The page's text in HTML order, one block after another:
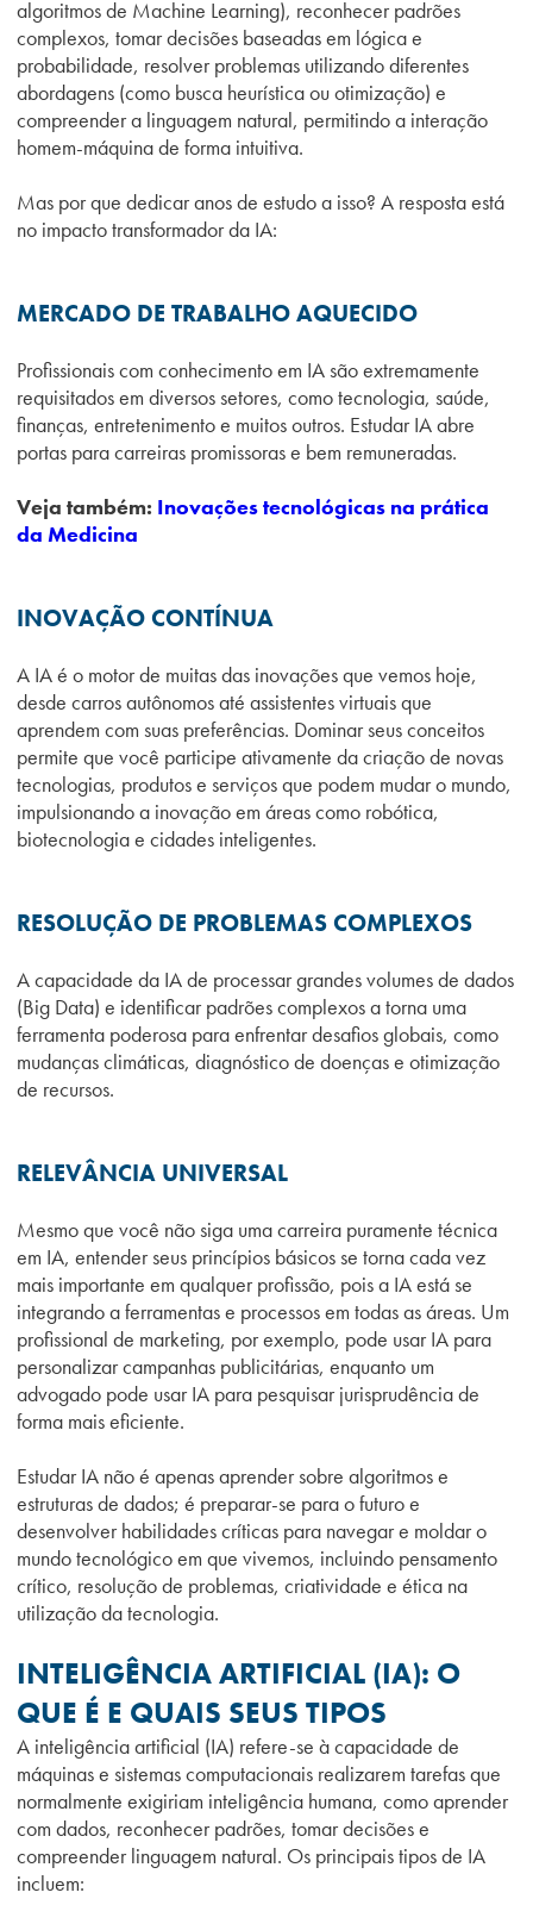
algoritmos de Machine Learning), reconhecer padrões
complexos, tomar decisões baseadas em lógica e
probabilidade, resolver problemas utilizando diferentes
abordagens (como busca heurística ou otimização) e
compreender a linguagem natural, permitindo a interação
homem-máquina de forma intuitiva.
Mas por que dedicar anos de estudo a isso? A resposta está
no impacto transformador da IA:
MERCADO DE TRABALHO AQUECIDO
Profissionais com conhecimento em IA são extremamente
requisitados em diversos setores, como tecnologia, saúde,
finanças, entretenimento e muitos outros. Estudar IA abre
portas para carreiras promissoras e bem remuneradas.
Veja também: Inovações tecnológicas na prática
da Medicina
INOVAÇÃO CONTÍNUA
A IA é o motor de muitas das inovações que vemos hoje,
desde carros autônomos até assistentes virtuais que
aprendem com suas preferências. Dominar seus conceitos
permite que você participe ativamente da criação de novas
tecnologias, produtos e serviços que podem mudar o mundo,
impulsionando a inovação em áreas como robótica,
biotecnologia e cidades inteligentes.
RESOLUÇÃO DE PROBLEMAS COMPLEXOS
A capacidade da IA de processar grandes volumes de dados
(Big Data) e identificar padrões complexos a torna uma
ferramenta poderosa para enfrentar desafios globais, como
mudanças climáticas, diagnóstico de doenças e otimização
de recursos.
RELEVÂNCIA UNIVERSAL
Mesmo que você não siga uma carreira puramente técnica
em IA, entender seus princípios básicos se torna cada vez
mais importante em qualquer profissão, pois a IA está se
integrando a ferramentas e processos em todas as áreas. Um
profissional de marketing, por exemplo, pode usar IA para
personalizar campanhas publicitárias, enquanto um
advogado pode usar IA para pesquisar jurisprudência de
forma mais eficiente.
Estudar IA não é apenas aprender sobre algoritmos e
estruturas de dados; é preparar-se para o futuro e
desenvolver habilidades críticas para navegar e moldar o
mundo tecnológico em que vivemos, incluindo pensamento
crítico, resolução de problemas, criatividade e ética na
utilização da tecnologia.
INTELIGÊNCIA ARTIFICIAL (IA): O
QUE É E QUAIS SEUS TIPOS
A inteligência artificial (IA) refere-se à capacidade de
máquinas e sistemas computacionais realizarem tarefas que
normalmente exigiriam inteligência humana, como aprender
com dados, reconhecer padrões, tomar decisões e
compreender linguagem natural. Os principais tipos de IA
incluem: